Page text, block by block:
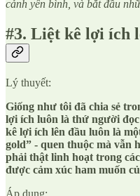
cảnh yên bình, và bắt đầu
#3. Liệt kê lợi ích
Lý thuyết:
Giống như tôi đã chia sẻ
lợi ích luôn là thứ người
kê lợi ích lên đầu luôn là
gold” - quen thuộc mà vẫn
phải thật linh hoạt trong
được cảm xúc ham muốn
Áp dụng: